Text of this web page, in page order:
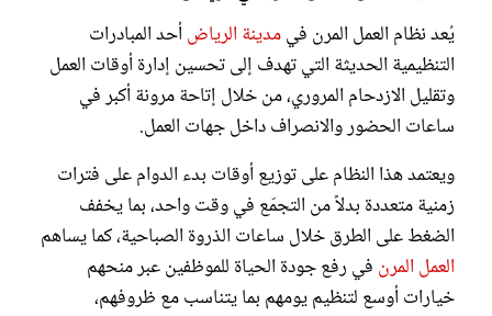
يُعد نظام العمل المرن فيمدينة الرياضأحد المبادرات
التنظيمية الحديثة التي تهدف إلى تحسين إدارة أوقات العمل
وتقليل الازدحام المروري، من خلال إتاحة مرونة أكبر في
ساعات الحضور والانصراف داخل جهات العمل.
ويعتمد هذا النظام على توزيع أوقات بدء الدوام على فترات
زمنية متعددة بدلاً من التجمّع في وقت واحد، بما يخفف
الضغط على الطرق خلال ساعات الذروة الصباحية، كما يساهم
العمل المرن في رفع جودة الحياة للموظفين عبر منحهم
خيارات أوسع لتنظيم يومهم بما يتناسب مع ظروفهم،